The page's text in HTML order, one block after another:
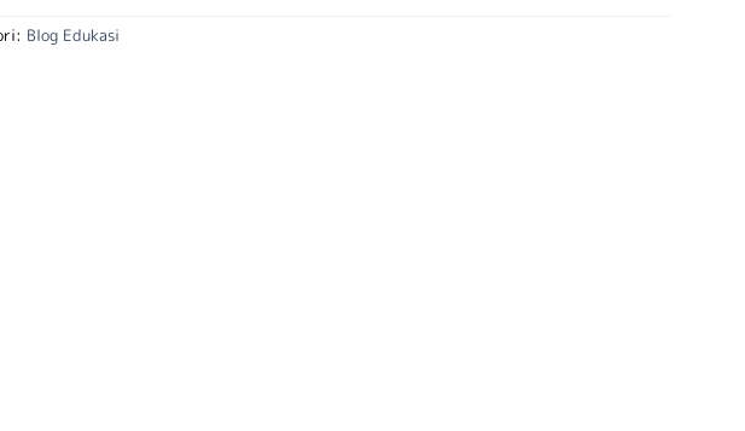
Blog Edukasi